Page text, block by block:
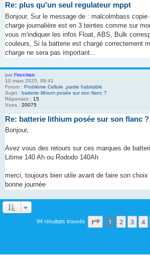
Re: plus qu'un seul regulateur mppt
Bonjour, Sur le message de : malcolmbass copie
charge journalière est en 3 teintes comme sur
vous m'indiquer les infos Float, ABS, Bulk
couleurs, Si la batterie est chargé correctement
charge ne sera pas important...
par l'occitan
10 mars 2025, 09:41
Forum : Problème Cellule ,partie habitable
Sujet : batterie lithium posée sur son flanc ?
Réponses : 15
Vues : 20075
Re: batterie lithium posée sur son flanc ?
Bonjour,
Avez vous des retours sur ces marques de
Litime 140 Ah ou Rododo 140Ah
merci, toujours bien utile avant de faire son choix
bonne journée
94 résultats trouvés Page 1sur7
1 2 3 4